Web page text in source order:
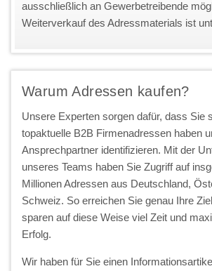
ausschließlich an Gewerbetreibende
Weiterverkauf des Adressmaterials ist
Warum Adressen kaufen?
Unsere Experten sorgen dafür, dass Sie
topaktuelle B2B Firmenadressen haben
Ansprechpartner identifizieren. Mit der
unseres Teams haben Sie Zugriff auf
Millionen Adressen aus Deutschland,
Schweiz. So erreichen Sie genau Ihre
sparen auf diese Weise viel Zeit und
Erfolg.
Wir haben für Sie einen